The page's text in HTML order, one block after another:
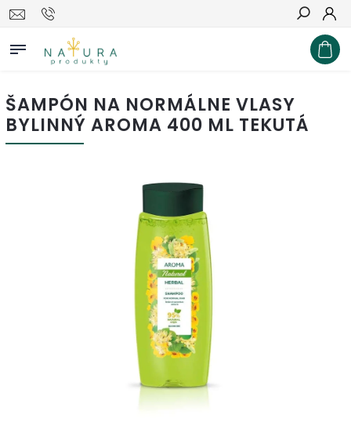
Hľadať
ŠAMPÓN NA NORMÁLNE VLASY
BYLINNÝ AROMA 400 ML TEKUTÁ